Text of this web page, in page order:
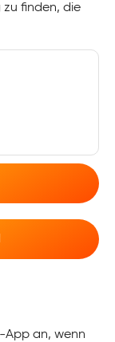
zu finden, die
App an, wenn